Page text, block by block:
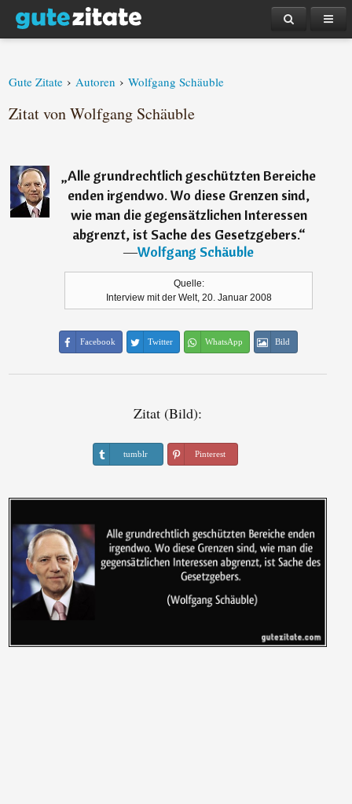
Gute Zitate › Autoren › Wolfgang Schäuble
Zitat von Wolfgang Schäuble
„Alle grundrechtlich geschützten Bereiche
enden irgendwo. Wo diese Grenzen sind,
wie man die gegensätzlichen Interessen
abgrenzt, ist Sache des Gesetzgebers.“
―Wolfgang Schäuble
Quelle:
Interview mit der Welt, 20. Januar 2008
Facebook Twitter WhatsApp Bild
Zitat (Bild):
tumblr Pinterest